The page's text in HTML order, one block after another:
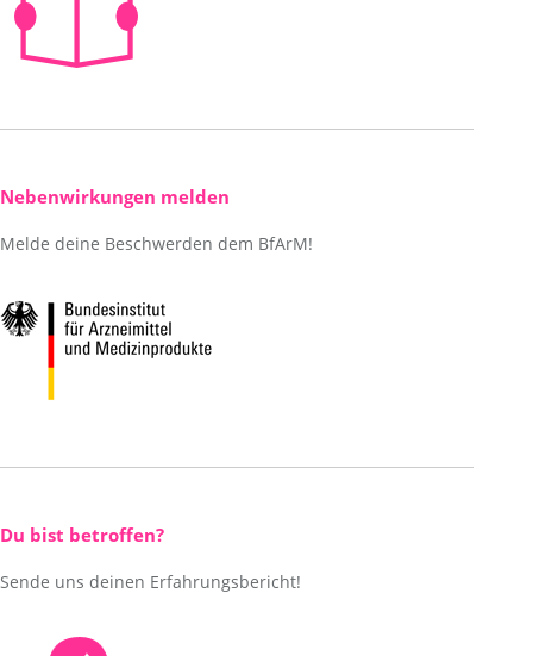
Nebenwirkungen melden
Melde deine Beschwerden dem BfArM!
Du bist betroffen?
Sende uns deinen Erfahrungsbericht!